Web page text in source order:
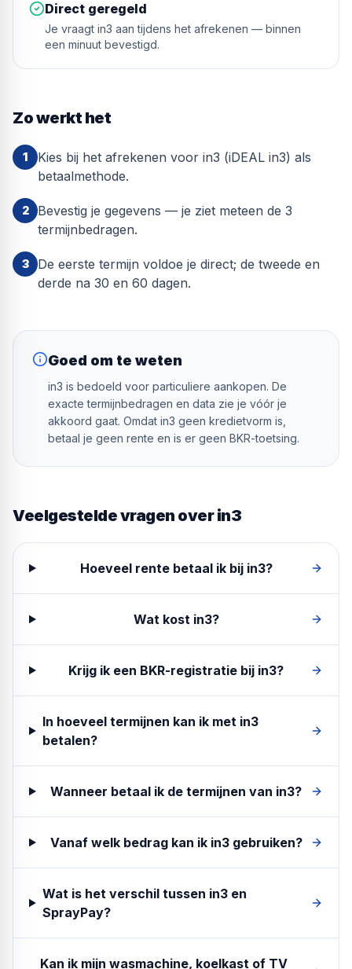
Direct geregeld
Je vraagt in3 aan tijdens het afrekenen — binnen
een minuut bevestigd.
Zo werkt het
1
Kies bij het afrekenen voor in3 (iDEAL in3) als
betaalmethode.
2
Bevestig je gegevens — je ziet meteen de 3
termijnbedragen.
3
De eerste termijn voldoe je direct; de tweede en
derde na 30 en 60 dagen.
Goed om te weten
in3 is bedoeld voor particuliere aankopen. De
exacte termijnbedragen en data zie je vóór je
akkoord gaat. Omdat in3 geen kredietvorm is,
betaal je geen rente en is er geen BKR-toetsing.
Veelgestelde vragen overin3
Hoeveel rente betaal ik bij in3?
Wat kost in3?
Krijg ik een BKR-registratie bij in3?
In hoeveel termijnen kan ik met in3
betalen?
Wanneer betaal ik de termijnen van in3?
Vanaf welk bedrag kan ik in3 gebruiken?
Wat is het verschil tussen in3 en
SprayPay?
Kan ik mijn wasmachine, koelkast of TV